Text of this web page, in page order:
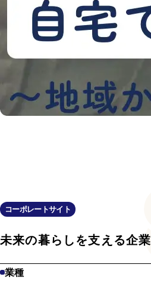
コーポレートサイト
未来の暮らしを支える企業
業種